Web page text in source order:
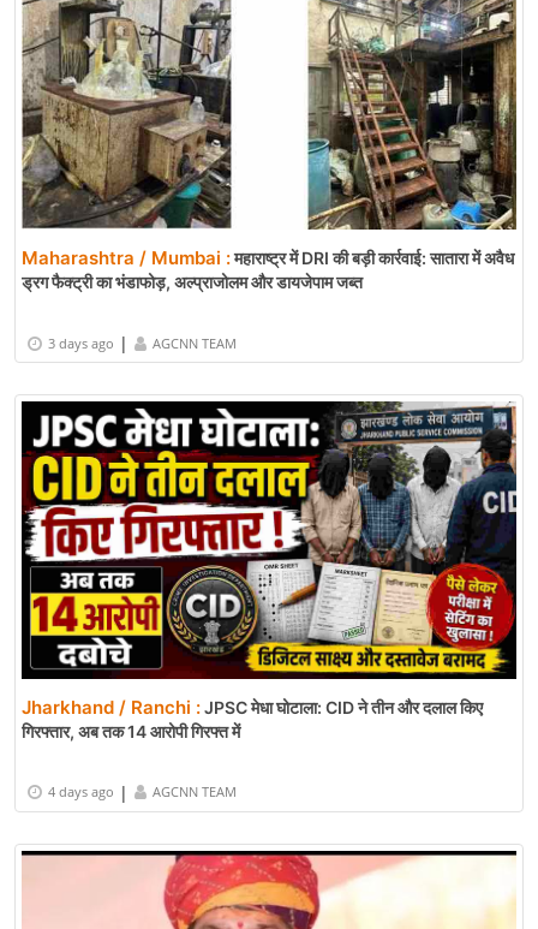
Maharashtra / Mumbai :महाराष्ट्र में DRI की बड़ी कार्रवाई: सातारा में अवैध
ड्रग फैक्ट्री का भंडाफोड़, अल्प्राजोलम और डायजेपाम जब्त
3 days ago | AGCNN TEAM
Jharkhand / Ranchi :JPSC मेधा घोटाला: CID ने तीन और दलाल किए
गिरफ्तार, अब तक 14 आरोपी गिरफ्त में
4 days ago | AGCNN TEAM